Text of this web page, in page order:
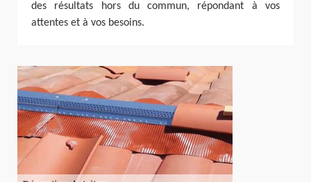
des résultats hors du commun, répondant à vos
attentes et à vos besoins.